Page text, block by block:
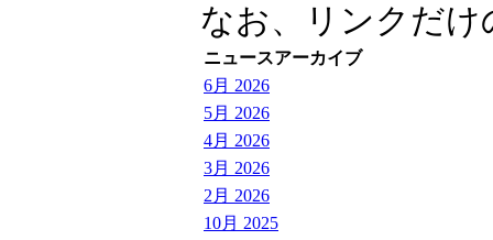
なお、リンクだ
ニュースアーカイブ
6月 2026
5月 2026
4月 2026
3月 2026
2月 2026
10月 2025